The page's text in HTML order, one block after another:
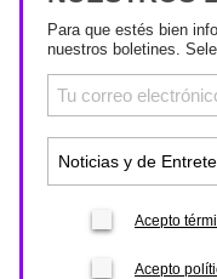
Para que estés bien
nuestros boletines.
Acepto
Acepto